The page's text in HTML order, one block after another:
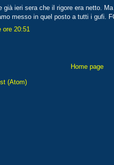
già ieri sera che il rigore era netto.
messo in quel posto a tutti i gufi.
ore 20:51
Home page
(Atom)